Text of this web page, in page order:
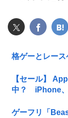
格ゲーとレー
【セール】
中？ iPhone
ゲーフリ「